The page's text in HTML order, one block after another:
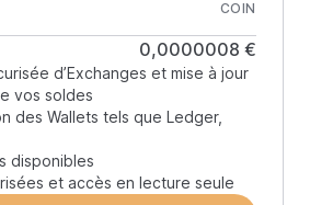
COIN
0,0000008 €
d’Exchanges et mise à jour
vos soldes
des Wallets tels que Ledger,
disponibles
et accès en lecture seule